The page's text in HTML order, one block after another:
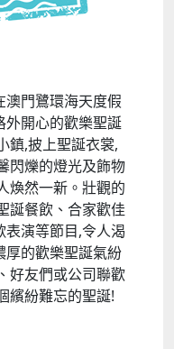
澳門鷺環海天度假
外開心的歡樂聖誕
鎮,披上聖誕衣裳,
閃爍的燈光及飾物
煥然一新。壯觀的
誕餐飲、合家歡佳
表演等節目,令人渴
厚的歡樂聖誕氣紛
好友們或公司聯歡
繽紛難忘的聖誕!